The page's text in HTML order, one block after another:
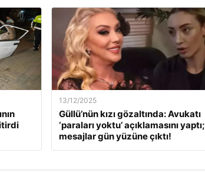
13/12/2025
Güllü’nün kızı gözaltında: Avukatı
‘paraları yoktu’ açıklamasını yaptı;
mesajlar gün yüzüne çıktı!